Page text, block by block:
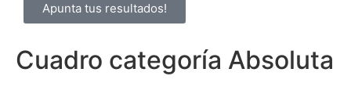
Apunta tus resultados!
Cuadro categoría Absoluta